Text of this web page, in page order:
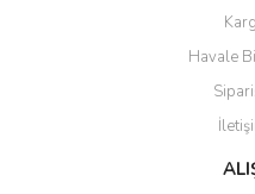
Ürün resmi kalitesiz, bozuk
Ürün açıklamasında eksik
Ürün bilgilerinde hatalar
Ürün fiyatı diğer sitelerden
Bu ürüne benzer farklı
Havale